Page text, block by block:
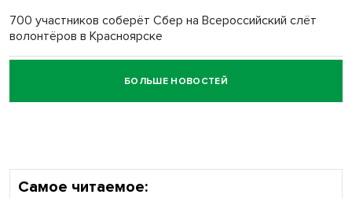
700 участников соберёт Сбер на Всероссийский слёт
волонтёров в Красноярске
Честный выбор: видеонаблюдение обеспечит
объективность результатов ЕДГ в Новосибирской
БОЛЬШЕ НОВОСТЕЙ
Самое читаемое: